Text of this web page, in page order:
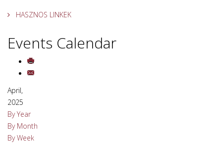
HASZNOS LINKEK
Events Calendar
April,
2025
By Year
By Month
By Week